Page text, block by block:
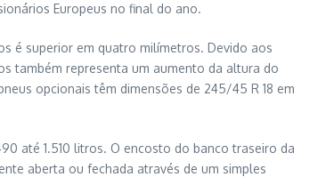
Europeus no final do ano.
é superior em quatro milímetros. Devido aos
também representa um aumento da altura do
opcionais têm dimensões de 245/45 R 18 em
até 1.510 litros. O encosto do banco traseiro da
aberta ou fechada através de um simples